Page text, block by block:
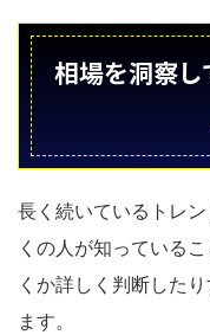
相場を洞察
長く続いているトレ
くの人が知っている
くか詳しく判断した
ます。